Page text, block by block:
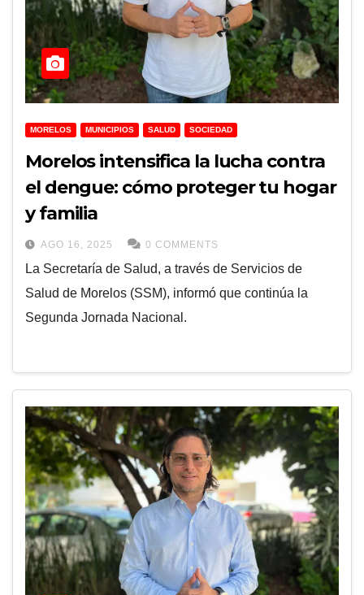
MORELOS MUNICIPIOS SALUD SOCIEDAD
Morelos intensifica la lucha contra
el dengue: cómo proteger tu hogar
y familia
AGO 16, 2025 0 COMMENTS
La Secretaría de Salud, a través de Servicios de
Salud de Morelos (SSM), informó que continúa la
Segunda Jornada Nacional.